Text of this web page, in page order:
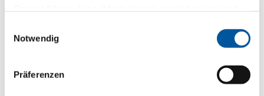
haben oder die sie im Rahmen Ihrer Nutzung der Dienste
Notwendig
Präferenzen
Neu-/Umbau